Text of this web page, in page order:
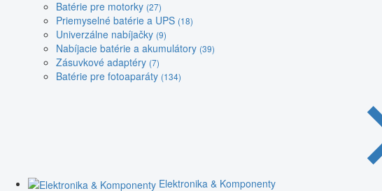
Batérie pre motorky (27)
Priemyselné batérie a UPS (18)
Univerzálne nabíjačky (9)
Nabíjacie batérie a akumulátory (39)
Zásuvkové adaptéry (7)
Batérie pre fotoaparáty (134)
Elektronika & Komponenty